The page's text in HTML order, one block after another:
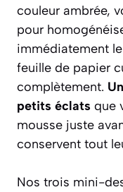
couleur ambrée,
pour
immédiatement
feuille de papier
complètement.
petits éclats que
mousse juste
conservent tout
Nos trois mini-